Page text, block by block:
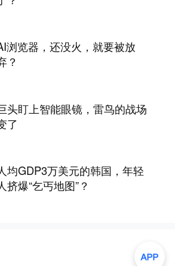
浏览器，还没火，就要被放
？
头盯上智能眼镜，雷鸟的战场
了
均GDP3万美元的韩国，年轻
挤爆“乞丐地图”？